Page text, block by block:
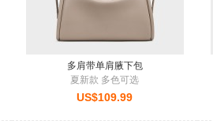
订购：见花则喜 - 康乃馨玫瑰花束
深圳市订购：福寿绵绵 花饽饽寿桃馒头礼
订购：福寿绵绵 花饽饽寿桃馒头礼
多肩带单肩腋下包
夏新款 多色可选
US$109.99